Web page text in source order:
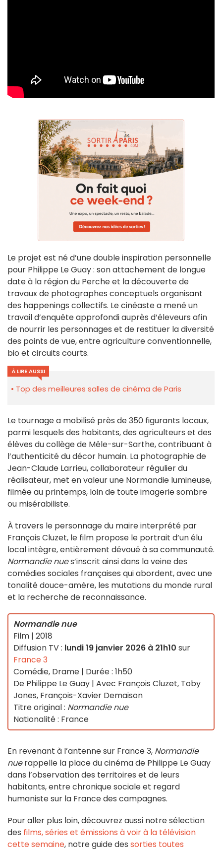
Le projet est né d’une double inspiration personnelle
pour Philippe Le Guay : son attachement de longue
date à la région du Perche et la découverte de
travaux de photographes conceptuels organisant
des happenings collectifs. Le cinéaste a mené un
travail d’enquête approfondi auprès d’éleveurs afin
de nourrir les personnages et de restituer la diversité
des points de vue, entre agriculture conventionnelle,
bio et circuits courts.
À LIRE AUSSI
Top des meilleures salles de cinéma de Paris
Le tournage a mobilisé près de 350 figurants locaux,
parmi lesquels des habitants, des agriculteurs et des
élèves du collège de Mêle-sur-Sarthe, contribuant à
l’authenticité du décor humain. La photographie de
Jean-Claude Larrieu, collaborateur régulier du
réalisateur, met en valeur une Normandie lumineuse,
filmée au printemps, loin de toute imagerie sombre
ou misérabiliste.
À travers le personnage du maire interprété par
François Cluzet, le film propose le portrait d’un élu
local intègre, entièrement dévoué à sa communauté.
Normandie nues’inscrit ainsi dans la veine des
comédies sociales françaises qui abordent, avec une
tonalité douce-amère, les mutations du monde rural
et la recherche de reconnaissance.
Normandie nue
Film | 2018
Diffusion TV : lundi 19 janvier 2026 à 21h10 sur
France 3
Comédie, Drame | Durée : 1h50
De Philippe Le Guay | Avec François Cluzet, Toby
Jones, François-Xavier Demaison
Titre original : Normandie nue
Nationalité : France
En revenant à l’antenne sur France 3, Normandie
nuerappelle la place du cinéma de Philippe Le Guay
dans l’observation des territoires et de leurs
habitants, entre chronique sociale et regard
humaniste sur la France des campagnes.
Pour aller plus loin, découvrez aussi notre sélection
des films, séries et émissions à voir à la télévision
cette semaine, notre guide des sorties toutes